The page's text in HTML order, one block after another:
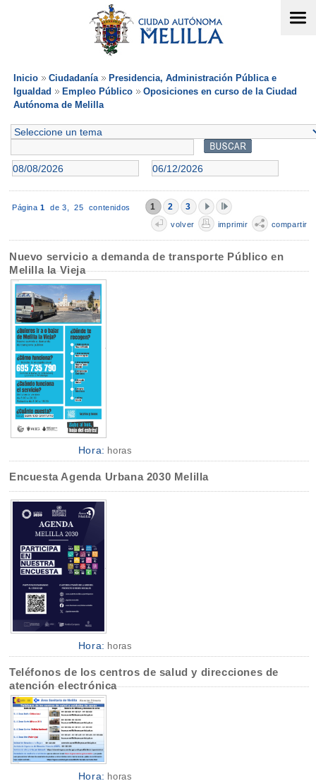
Inicio Ciudadanía
Presidencia, Administración Pública e
Igualdad
Empleo Público
Oposiciones en curso de la Ciudad
Autónoma de Melilla
Página 1 de 3,25 contenidos 1 2 3
volver imprimir compartir
Nuevo servicio a demanda de transporte Público en
Melilla la Vieja
Hora: horas
Encuesta Agenda Urbana 2030 Melilla
Hora: horas
Teléfonos de los centros de salud y direcciones de
atención electrónica
Hora: horas